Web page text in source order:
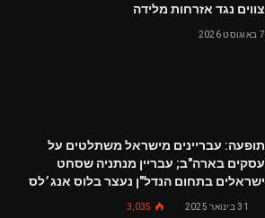
צווים נגד אזרחות מלידה
7 באוגוסט 2026
תופעה: עבריינים מישראל משתלטים על
עסקים בארה"ב; עבריין מנתניה שסחט
ישראלים בתחום הנדל"ן נעצר בלוס אנג׳לס
31 בינואר 2025 3,035